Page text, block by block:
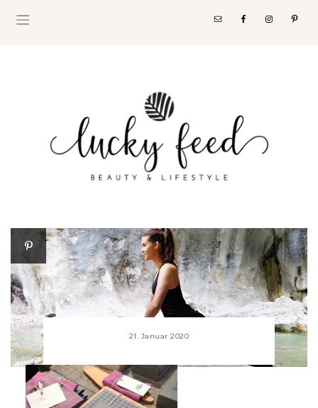
21. Januar 2020